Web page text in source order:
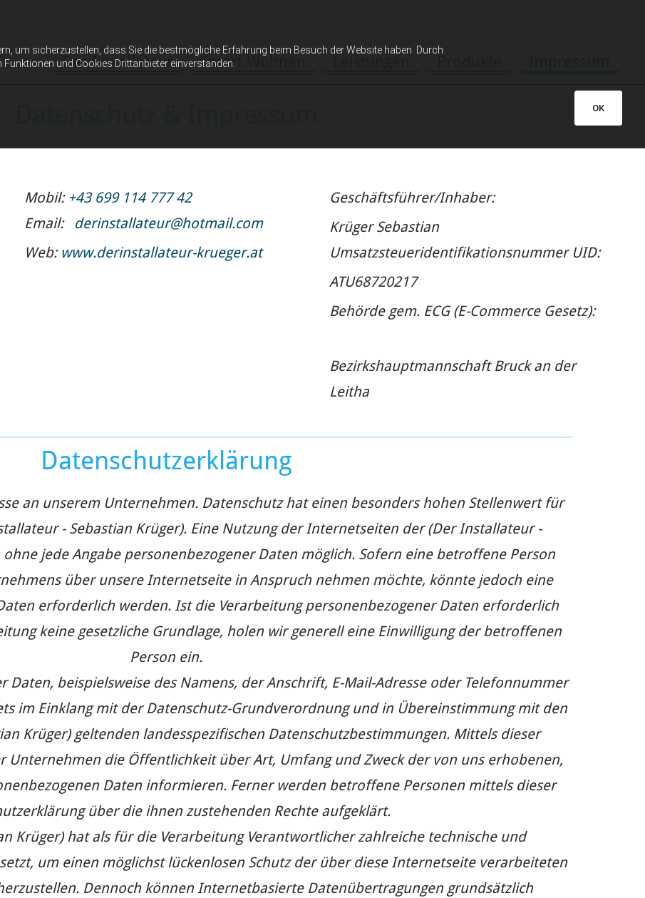
um sicherzustellen, dass Sie die bestmögliche Erfahrung beim Besuch der Website haben. Durch
und Cookies Drittanbieter einverstanden.
OK
Der Installateur Smart Wohnen
Mobil: +43 699 114 777 42
Email: derinstallateur@hotmail.com
Web: www.derinstallateur-krueger.at
Geschäftsführer/Inhaber:
Krüger Sebastian
Umsatzsteueridentifikationsnummer UID:
ATU68720217
Behörde gem. ECG (E-Commerce Gesetz):
Bezirkshauptmannschaft Bruck an der
Leitha
Datenschutzerklärung
an unserem Unternehmen. Datenschutz hat einen besonders hohen Stellenwert für
- Sebastian Krüger). Eine Nutzung der Internetseiten der (Der Installateur -
jede Angabe personenbezogener Daten möglich. Sofern eine betroffene Person
über unsere Internetseite in Anspruch nehmen möchte, könnte jedoch eine
erforderlich werden. Ist die Verarbeitung personenbezogener Daten erforderlich
keine gesetzliche Grundlage, holen wir generell eine Einwilligung der betroffenen
Person ein.
Daten, beispielsweise des Namens, der Anschrift, E-Mail-Adresse oder Telefonnummer
im Einklang mit der Datenschutz-Grundverordnung und in Übereinstimmung mit den
Krüger) geltenden landesspezifischen Datenschutzbestimmungen. Mittels dieser
Unternehmen die Öffentlichkeit über Art, Umfang und Zweck der von uns erhobenen,
Daten informieren. Ferner werden betroffene Personen mittels dieser
über die ihnen zustehenden Rechte aufgeklärt.
Krüger) hat als für die Verarbeitung Verantwortlicher zahlreiche technische und
um einen möglichst lückenlosen Schutz der über diese Internetseite verarbeiteten
Dennoch können Internetbasierte Datenübertragungen grundsätzlich